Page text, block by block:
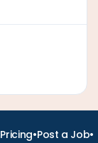
Pricing•Post a Job•